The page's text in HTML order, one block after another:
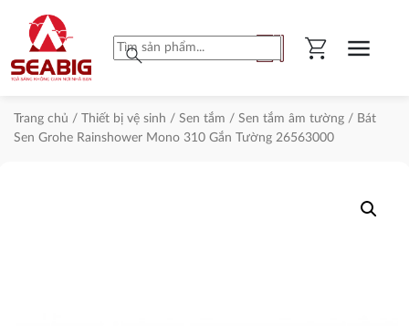
search shopping_cart menu
Trang chủ / Thiết bị vệ sinh / Sen tắm / Sen tắm âm tường / Bát
Sen Grohe Rainshower Mono 310 Gắn Tường 26563000